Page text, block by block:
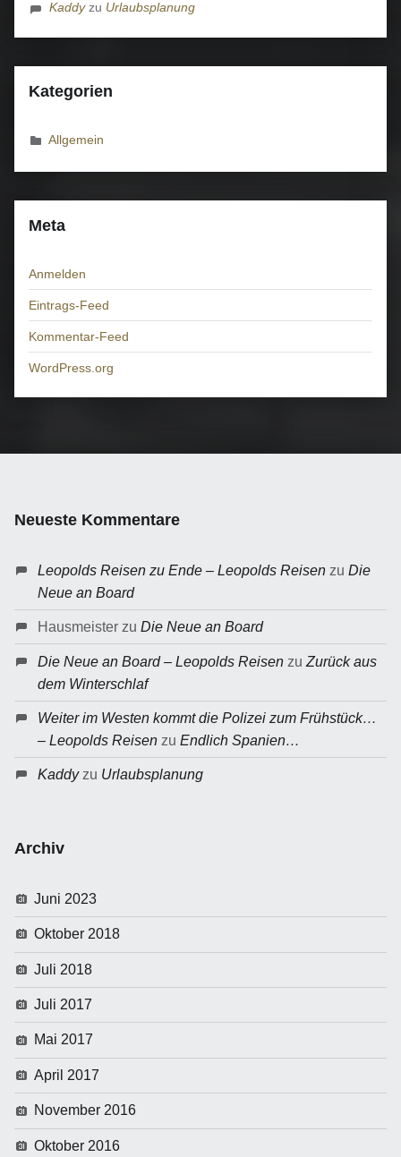
Kaddyzu Urlaubsplanung
Kategorien
Allgemein
Meta
Anmelden
Eintrags-Feed
Kommentar-Feed
WordPress.org
Neueste Kommentare
Leopolds Reisen zu Ende – Leopolds Reisenzu Die
Neue an Board
Hausmeisterzu Die Neue an Board
Die Neue an Board – Leopolds Reisenzu Zurück aus
dem Winterschlaf
Weiter im Westen kommt die Polizei zum Frühstück…
– Leopolds Reisenzu Endlich Spanien…
Kaddyzu Urlaubsplanung
Archiv
Juni 2023
Oktober 2018
Juli 2018
Juli 2017
Mai 2017
April 2017
November 2016
Oktober 2016